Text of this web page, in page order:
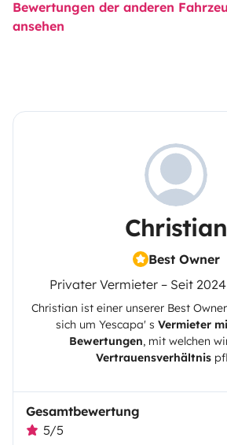
Bewertungen der anderen
ansehen
Christian
Best Owner
Privater Vermieter – Seit
Christian ist einer unserer Best
sich um Yescapa' s Vermieter
Bewertungen, mit welchen
Vertrauensverhältnis
Gesamtbewertung
5/5